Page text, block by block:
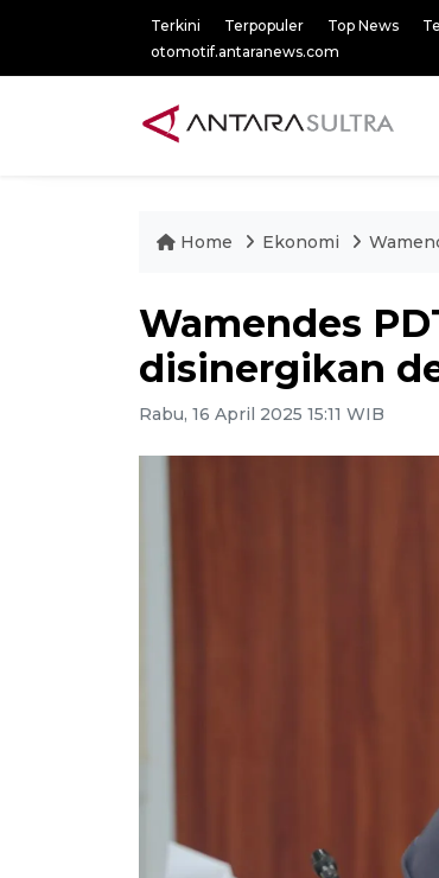
Terkini Terpopuler Top News
otomotif.antaranews.com
Home Ekonomi
Wamendes
disinergikan
Rabu, 16 April 2025 15:11 WIB